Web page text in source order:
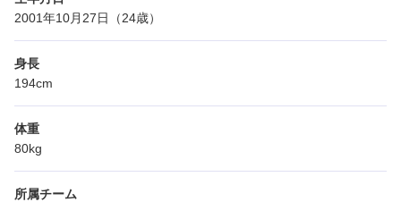
2001年10月27日（24歳）
身長
194cm
体重
80kg
所属チーム